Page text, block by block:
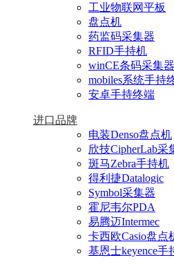
工业物联网平板
盘点机
药监码采集器
RFID手持机
winCE条码采集器
mobiles系统手持
安卓手持终端
进口品牌
电装Denso盘点机
欣技CipherLab采
斑马Zebra手持机
得利捷Datalogic
Symbol采集器
霍尼韦尔PDA
易腾迈Intermec
卡西欧Casio盘点
基恩士keyence手